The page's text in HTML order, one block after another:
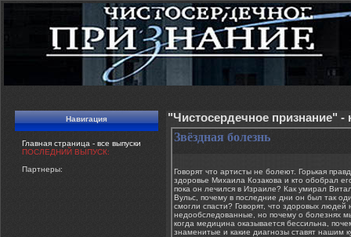
Навигация
Главная страница - все выпуски
ПОСЛЕДНИЙ ВЫПУСК:
Партнеры:
"Чистосердечное признание"
Звёздная болезнь
Говорят что артисты не болеют. Горькая
здоровье Михаила Козакова и кто обобрал
пока он лечился в Израиле? Как умирал
Вульс, почему в последние дни он был так
смогли спасти? Говорят, что здоровых людей
недообследованные, но почему о болезнях
когда медицина оказывается бессильна,
знаменитые и какие диагнозы ставят нашим